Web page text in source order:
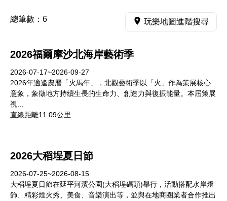
總筆數： 6 玩樂地圖進階搜尋
2026福爾摩沙北海岸藝術季
2026-07-17~2026-09-27
2026年適逢農曆「火馬年」，北觀藝術季以「火」作為策展核心
意象，象徵地方持續生長的生命力、創造力與復振能量。本屆策展
視...
直線距離11.09公里
2026大稻埕夏日節
2026-07-25~2026-08-15
大稻埕夏日節在延平河濱公園(大稻埕碼頭)舉行，活動搭配水岸燈
飾、精彩煙火秀、美食、音樂演出等，並與在地商圈業者合作推出